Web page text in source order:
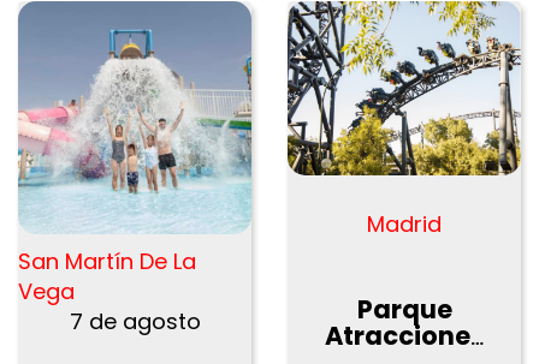
San Martín De La
Vega
7 de agosto
Madrid
Parque
Atracciones